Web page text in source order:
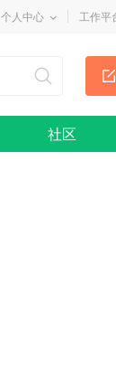
个人中心 工作平
社区